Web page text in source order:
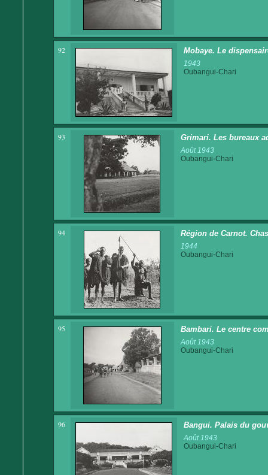
92 Mobaye. Le
1943
Oubangui-Chari
93 Grimari. Les bureaux
Août 1943
Oubangui-Chari
94 Région de Carnot.
1944
Oubangui-Chari
95 Bambari. Le centre
Août 1943
Oubangui-Chari
96 Bangui. Palais du
Août 1943
Oubangui-Chari